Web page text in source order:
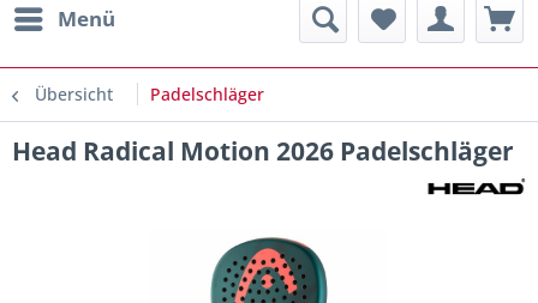
Menü
Übersicht Padelschläger
Head Radical Motion 2026 Padelschläger